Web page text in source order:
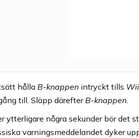
hålla B-knappen intryckt tills
till. Släpp därefterB-knappen.
ytterligare några sekunder bör det
varningsmeddelandet dyker